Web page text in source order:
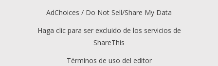
AdChoices / Do Not Sell/Share My Data
Haga clic para ser excluido de los servicios de
ShareThis
Términos de uso del editor